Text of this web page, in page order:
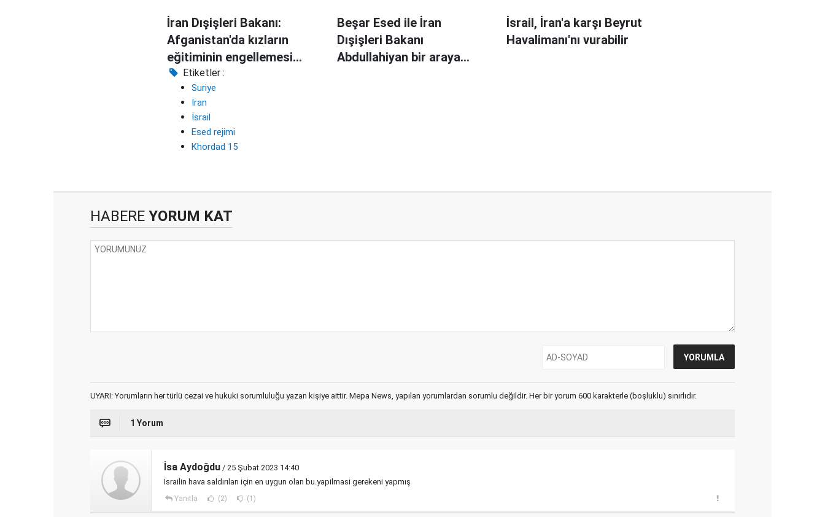
İran Dışişleri Bakanı:
Afganistan'da kızların
eğitiminin engellemesi
İslam'a aykırı
Beşar Esed ile İran
Dışişleri Bakanı
Abdullahiyan bir araya
İsrail, İran'a karşı Beyrut
Havalimanı'nı vurabilir
Etiketler :
Suriye
İran
İsrail
Esed rejimi
Khordad 15
HABERE YORUM KAT
UYARI: Yorumların her türlü cezai ve hukuki sorumluluğu yazan kişiye aittir. Mepa News, yapılan yorumlardan sorumlu değildir. Her bir yorum 600 karakterle (boşluklu) sınırlıdır.
1 Yorum
İsa Aydoğdu / 25 Şubat 2023 14:40
İsrailin hava saldırıları için en uygun olan bu.yapilmasi gerekeni yapmış
Yanıtla (2) (1)